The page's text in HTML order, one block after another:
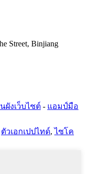
Street, Binjiang
ผังเว็บไซต์ - แอมป์มือ
ตัวเอกเปปไทด์,ไซโค